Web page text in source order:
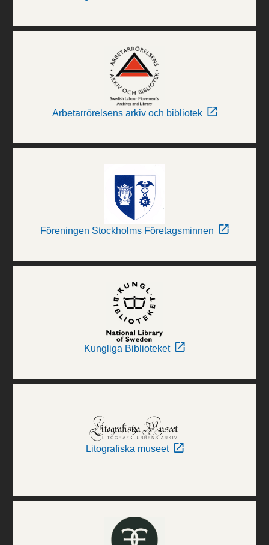
Arbetarrörelsens arkiv och bibliotek
Föreningen Stockholms Företagsminnen
Kungliga Biblioteket
Litografiska museet